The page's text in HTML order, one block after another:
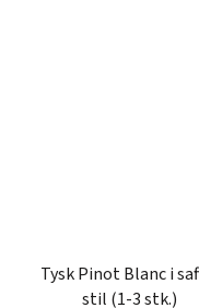
Tysk Pinot Blanc i
stil (1-3 stk.)